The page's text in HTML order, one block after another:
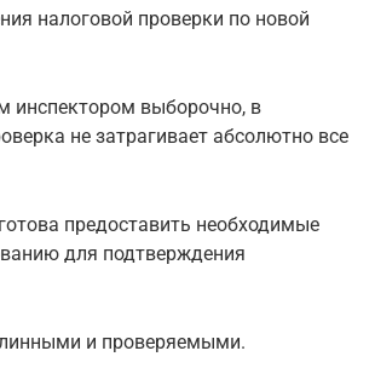
налоговой проверки по новой
инспектором выборочно, в
не затрагивает абсолютно все
предоставить необходимые
для подтверждения
и проверяемыми.